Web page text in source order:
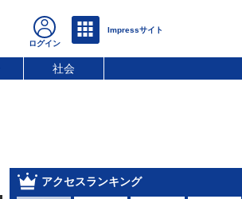
社会
アクセスランキング